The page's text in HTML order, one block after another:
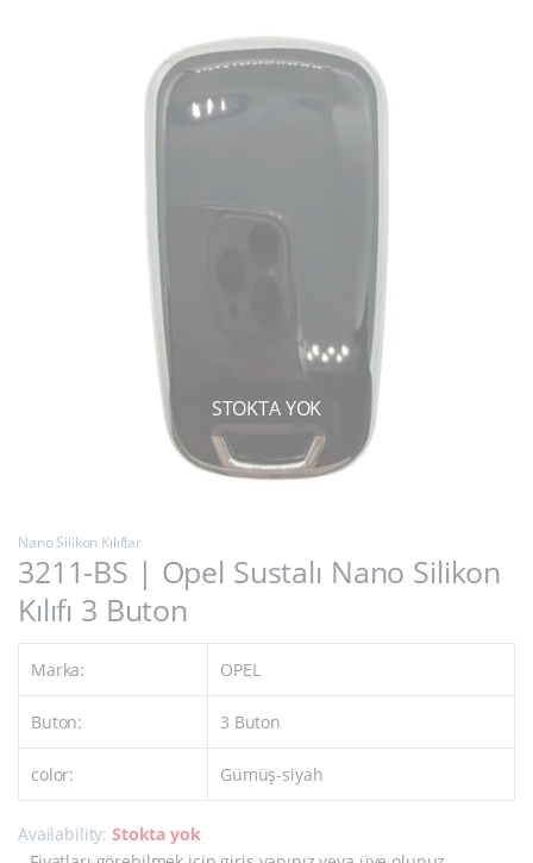
Nano Silikon Kılıflar
3211-BS | Opel Sustalı Nano Silikon
Kılıfı 3 Buton
Marka: OPEL
Buton: 3 Buton
color: Gümüş-siyah
Availability:Stokta yok